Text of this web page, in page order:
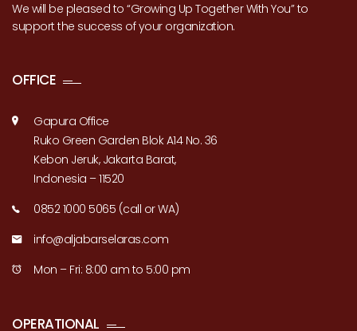
We will be pleased to “Growing Up Together With You” to
support the success of your organization.
OFFICE
Gapura Office
Ruko Green Garden Blok A14 No. 36
Kebon Jeruk, Jakarta Barat,
Indonesia – 11520
0852 1000 5065 (call or WA)
info@aljabarselaras.com
Mon – Fri: 8:00 am to 5:00 pm
OPERATIONAL